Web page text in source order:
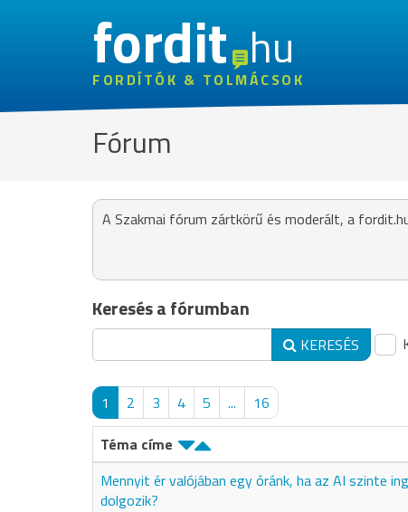
fordithu
FORDÍTÓK & TOLMÁCSOK
Fórum
A Szakmai fórum zártkörű és moderált, a
Keresés a fórumban
KERESÉS
1 2 3 4 5 ... 16
Téma címe
Mennyit ér valójában egy óránk, ha az AI szinte
dolgozik?